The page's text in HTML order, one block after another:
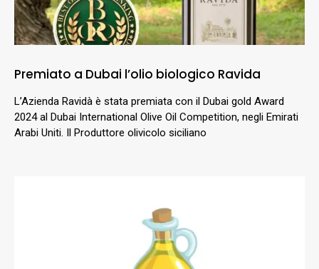
Premiato a Dubai l’olio biologico Ravida
L’Azienda Ravidà è stata premiata con il Dubai gold Award
2024 al Dubai International Olive Oil Competition, negli Emirati
Arabi Uniti. Il Produttore olivicolo siciliano